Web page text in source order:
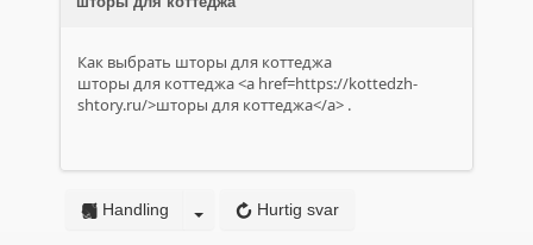
Как выбрать шторы для коттеджа
шторы для коттеджа <a href=https://kottedzh-
shtory.ru/>шторы для коттеджа</a> .
Hurtig svar
Handling